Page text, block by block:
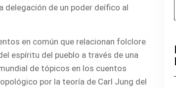
delegación de un poder deífico al
en común que relacionan folclore
espíritu del pueblo a través de una
de tópicos en los cuentos
por la teoría de Carl Jung del